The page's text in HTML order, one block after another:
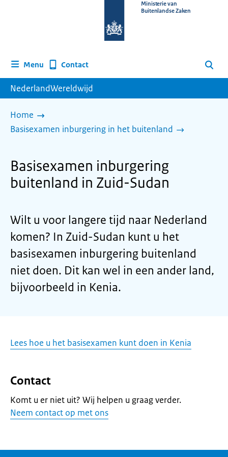
homepage
Ministerie van
Buitenlandse Zaken
Menu Contact Zoeken
NederlandWereldwijd
Home
Basisexamen inburgering in het buitenland
Basisexamen inburgering
buitenland in Zuid-Sudan
Wilt u voor langere tijd naar Nederland
komen? In Zuid-Sudan kunt u het
basisexamen inburgering buitenland
niet doen. Dit kan wel in een ander land,
bijvoorbeeld in Kenia.
Lees hoe u het basisexamen kunt doen in Kenia
Contact
Komt u er niet uit? Wij helpen u graag verder.
Neem contact op met ons